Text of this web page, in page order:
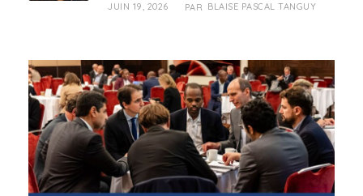
JUIN 19, 2026 PAR BLAISE PASCAL TANGUY